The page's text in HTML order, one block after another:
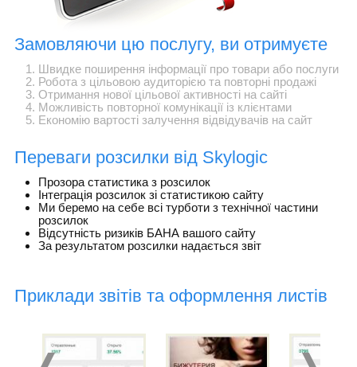
Замовляючи цю послугу, ви отримуєте
Швидке поширення інформації про товари або послуги
Робота з цільовою аудиторією та повторні продажі
Отримання нової цільової активності на сайті
Можливість повторної комунікації із клієнтами
Економію вартості залучення відвідувачів на сайт
Переваги розсилки від Skylogic
Прозора статистика з розсилок
Інтеграція розсилок зі статистикою сайту
Ми беремо на себе всі турботи з технічної частини
розсилок
Відсутність ризиків БАНА вашого сайту
За результатом розсилки надається звіт
Приклади звітів та оформлення листів